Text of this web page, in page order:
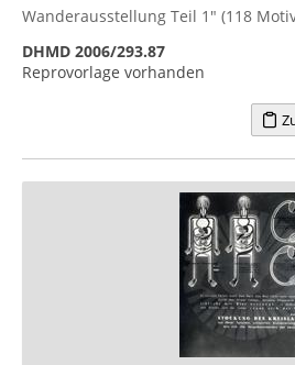
Wanderausstellung Teil 1" (118
DHMD 2006/293.87
Reprovorlage vorhanden